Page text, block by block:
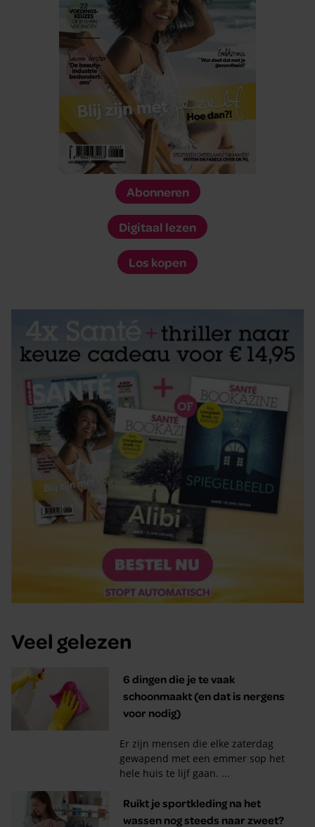
Abonneren
Digitaal lezen
Los kopen